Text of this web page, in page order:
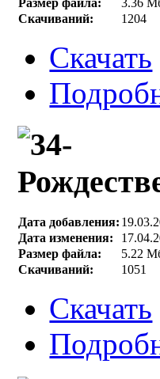
Размер файла:
3.36
Скачиваний:
1204
Скачать
Дата добавления:
Дата изменения:
Размер файла:
5.22
Скачиваний:
1051
Скачать